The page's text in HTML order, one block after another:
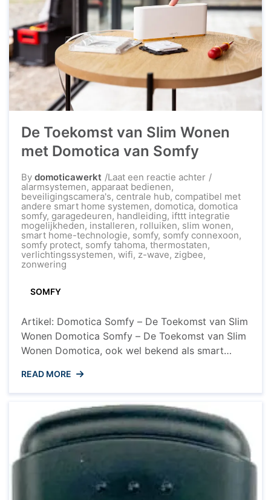
producten staan bekend ...
De Toekomst van Slim Wonen
met Domotica van Somfy
By domoticawerkt Laat een reactie achterop
Toekomst
van
Slim
Wonen
met
Domotica
van
alarmsystemen, apparaat bedienen,
beveiligingscamera's, centrale hub, compatibel met
andere smart home systemen, domotica, domotica
somfy, garagedeuren, handleiding, ifttt integratie
mogelijkheden, installeren, rolluiken, slim wonen,
smart home-technologie, somfy, somfy connexoon,
somfy protect, somfy tahoma, thermostaten,
verlichtingssystemen, wifi, z-wave, zigbee,
zonwering
SOMFY
Artikel: Domotica Somfy – De Toekomst van Slim
Wonen Domotica Somfy – De Toekomst van Slim
Wonen Domotica, ook wel bekend als smart
waarop we onze huizen ervaren en beheren. Een
toonaangevend merk op het gebied van
domotica is Somfy, dat innovatieve oplossingen
biedt om uw huis slimmer en efficiënter te ...
READ MORE